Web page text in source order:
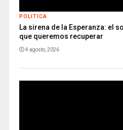
POLITICA
La sirena de la Esperanza: el
que queremos recuperar
4 agosto, 2026